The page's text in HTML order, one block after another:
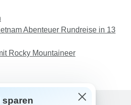
Abenteuer Rundreise in 13
Rocky Mountaineer
sparen